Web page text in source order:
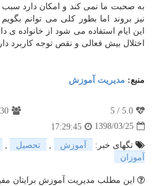
به صحبت ما نمی كند و امكان دارد سبب
نیز بروند اما بطور كلی می توانم
این ایام استفاده می شود از خانواده
اختلال بیش فعالی و نقص توجه كاربرد
منبع: مدیریت آموزش
5.0
/
5
1398/03/25
17:29:45
تگهای خبر:
آموزش , تحصیل ,
آموزان
این مطلب مدیریت آموزش برایتان